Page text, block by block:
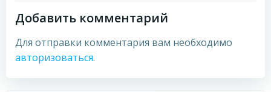
Добавить комментарий
Для отправки комментария вам необходимо
авторизоваться.